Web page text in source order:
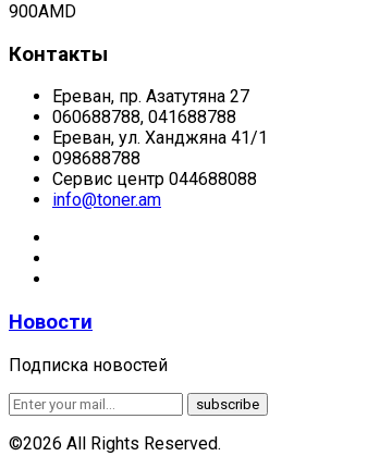
900AMD
Контакты
Ереван, пр. Азатутяна 27
060688788, 041688788
Ереван, ул. Ханджяна 41/1
098688788
Сервис центр 044688088
info@toner.am
Новости
Подписка новостей
©2026 All Rights Reserved.